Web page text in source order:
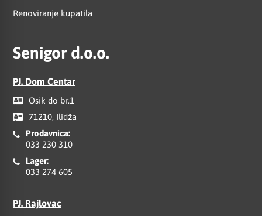
Renoviranje kupatila
Senigor d.o.o.
PJ. Dom Centar
Osik do br.1
71210, Ilidža
Prodavnica:
033 230 310
Lager:
033 274 605
PJ. Rajlovac